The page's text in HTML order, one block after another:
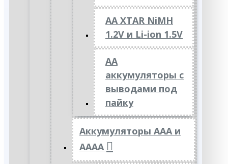
AA XTAR NiMH
1.2V и Li-ion 1.5V
АА
аккумуляторы с
выводами под
пайку
Аккумуляторы ААА и
АААА